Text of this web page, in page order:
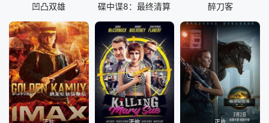
凹凸双雄 碟中谍8：最终清算 醉刀客
正片 正片 正片